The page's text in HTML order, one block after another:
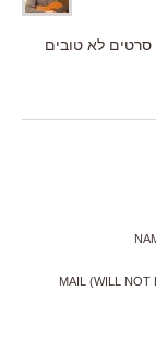
לא טובים
MAIL (WILL NOT